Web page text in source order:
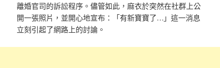
離婚官司的訴訟程序。儘管如此，麻衣於突然在社群上公
開一張照片，並開心地宣布：「有新寶寶了…」這一消息
立刻引起了網路上的討論。